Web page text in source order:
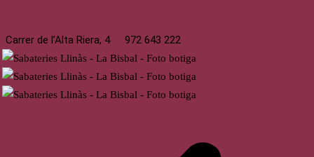
Carrer de l’Alta Riera, 4 972 643 222